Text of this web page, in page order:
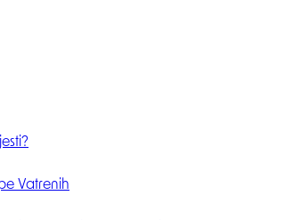
Vatrenih